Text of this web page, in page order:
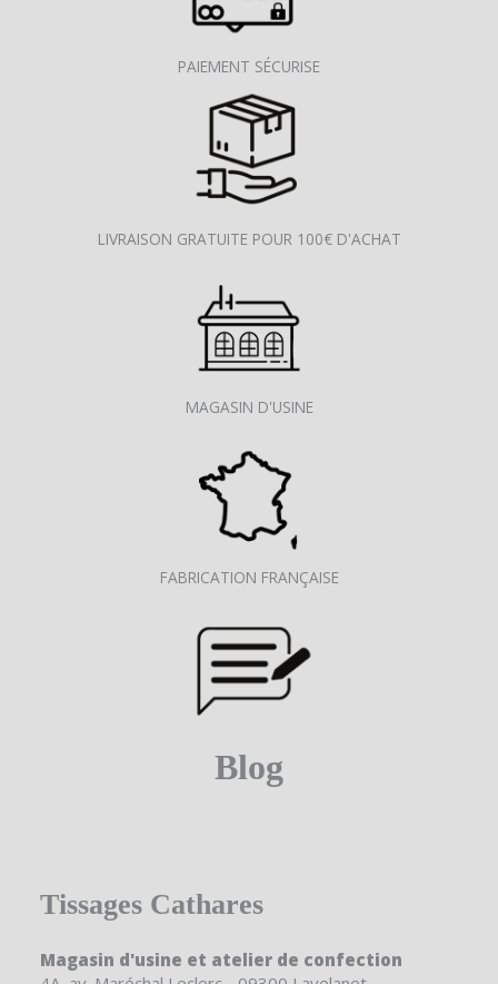
PAIEMENT SÉCURISE
LIVRAISON GRATUITE POUR 100€ D'ACHAT
MAGASIN D'USINE
FABRICATION FRANÇAISE
Blog
Tissages Cathares
Magasin d'usine et atelier de confection